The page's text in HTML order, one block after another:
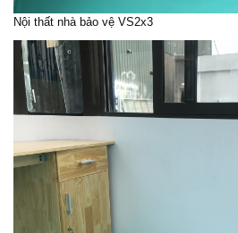
Nội thất nhà bảo vệ VS2x3